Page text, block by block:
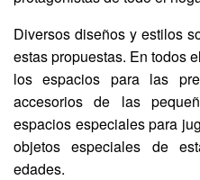
Diversos diseños y estilos
estas propuestas. En todos
los espacios para las
accesorios de las
espacios especiales para
objetos especiales de
edades.